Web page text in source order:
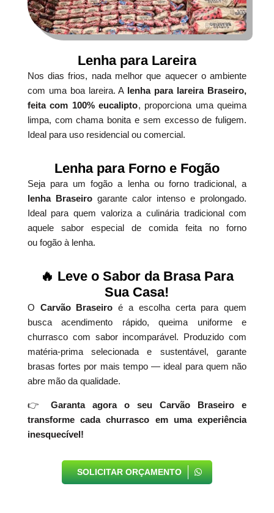
Lenha para Lareira
Nos dias frios, nada melhor que aquecer o ambiente
com uma boa lareira. A lenha para lareira Braseiro,
feita com 100% eucalipto, proporciona uma queima
limpa, com chama bonita e sem excesso de fuligem.
Ideal para uso residencial ou comercial.
Lenha para Forno e Fogão
Seja para um fogão a lenha ou forno tradicional, a
lenha Braseirogarante calor intenso e prolongado.
Ideal para quem valoriza a culinária tradicional com
aquele sabor especial de comida feita no forno
ou fogão à lenha.
🔥 Leve o Sabor da Brasa Para
Sua Casa!
O Carvão Braseiro é a escolha certa para quem
busca acendimento rápido, queima uniforme e
churrasco com sabor incomparável. Produzido com
matéria-prima selecionada e sustentável, garante
brasas fortes por mais tempo — ideal para quem não
abre mão da qualidade.
👉
Garanta agora o seu Carvão Braseiro e
transforme cada churrasco em uma experiência
inesquecível!
SOLICITAR ORÇAMENTO